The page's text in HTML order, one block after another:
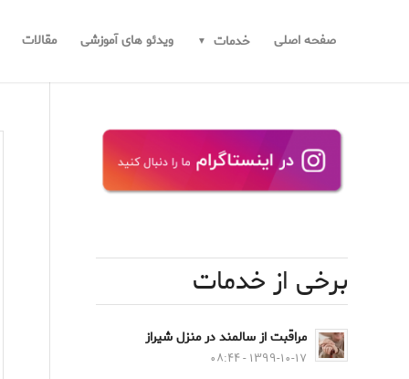
صفحه اصلی خدمات ویدئو های آموزشی مقالات
برخی از خدمات
مراقبت از سالمند در منزل شیراز
۱۳۹۹-۱۰-۱۷ - ۰۸:۴۴